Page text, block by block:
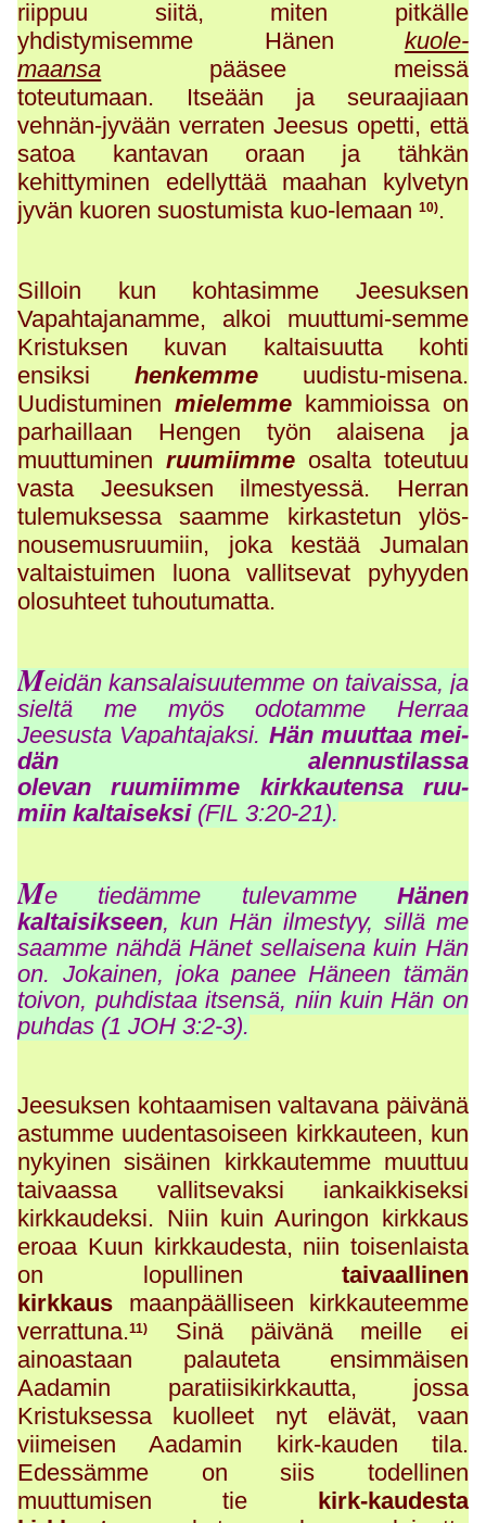
riippuu siitä, miten pitkälle
yhdistymisemme Hänen kuole-
maansa pääsee meissä
toteutumaan. Itseään ja seuraajiaan
vehnän-jyvään verraten Jeesus opetti, että
satoa kantavan oraan ja tähkän
kehittyminen edellyttää maahan kylvetyn
jyvän kuoren suostumista kuo-lemaan10).
Silloin kun kohtasimme Jeesuksen
Vapahtajanamme, alkoi muuttumi-semme
Kristuksen kuvan kaltaisuutta kohti
ensiksi henkemme uudistu-misena.
Uudistuminenmielemme kammioissa on
parhaillaan Hengen työn alaisena ja
muuttuminenruumiimme osalta toteutuu
vasta Jeesuksen ilmestyessä. Herran
tulemuksessa saamme kirkastetun ylös-
nousemusruumiin, joka kestää Jumalan
valtaistuimen luona vallitsevat pyhyyden
olosuhteet tuhoutumatta.
Meidän kansalaisuutemme on taivaissa, ja
sieltä me myös odotamme Herraa
Jeesusta Vapahtajaksi. Hän muuttaa mei-
dän alennustilassa
olevan ruumiimme kirkkautensa ruu-
miin kaltaiseksi(FIL 3:20-21).
Me tiedämme tulevamme Hänen
kaltaisikseen, kun Hän ilmestyy, sillä me
saamme nähdä Hänet sellaisena kuin Hän
on. Jokainen, joka panee Häneen tämän
toivon, puhdistaa itsensä, niin kuin Hän on
puhdas (1 JOH 3:2-3).
Jeesuksen kohtaamisen valtavana päivänä
astumme uudentasoiseen kirkkauteen, kun
nykyinen sisäinen kirkkautemme muuttuu
taivaassa vallitsevaksi iankaikkiseksi
kirkkaudeksi. Niin kuin Auringon kirkkaus
eroaa Kuun kirkkaudesta, niin toisenlaista
on lopullinen taivaallinen
kirkkaus maanpäälliseen kirkkauteemme
verrattuna.11)
Sinä päivänä meille ei
ainoastaan palauteta ensimmäisen
Aadamin paratiisikirkkautta, jossa
Kristuksessa kuolleet nyt elävät, vaan
viimeisen Aadamin kirk-kauden tila.
Edessämme on siis todellinen
muuttumisen tie
kirk-kaudesta